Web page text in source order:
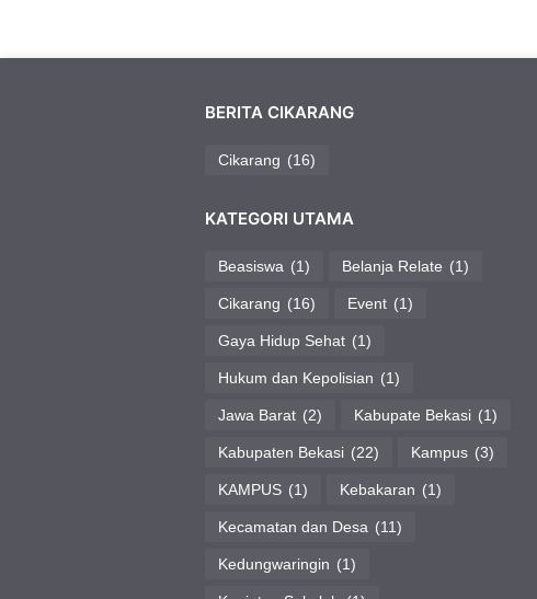
BERITA CIKARANG
Cikarang (16)
KATEGORI UTAMA
Beasiswa (1) Belanja Relate (1)
Cikarang (16) Event (1)
Gaya Hidup Sehat (1)
Hukum dan Kepolisian (1)
Jawa Barat (2) Kabupate Bekasi (1)
Kabupaten Bekasi (22) Kampus (3)
KAMPUS (1) Kebakaran (1)
Kecamatan dan Desa (11)
Kedungwaringin (1)